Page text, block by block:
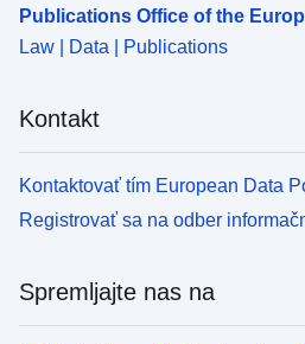
Publications Office of the
Law | Data | Publications
Kontakt
Kontaktovať tím European Data
Registrovať sa na odber
Spremljajte nas na